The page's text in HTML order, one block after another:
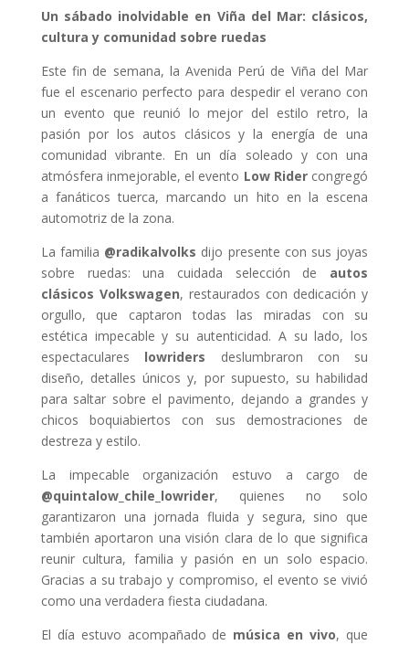
Un sábado inolvidable en Viña del Mar: clásicos,
cultura y comunidad sobre ruedas
Este fin de semana, la Avenida Perú de Viña del Mar
fue el escenario perfecto para despedir el verano con
un evento que reunió lo mejor del estilo retro, la
pasión por los autos clásicos y la energía de una
comunidad vibrante. En un día soleado y con una
atmósfera inmejorable, el evento Low Ridercongregó
a fanáticos tuerca, marcando un hito en la escena
automotriz de la zona.
La familia @radikalvolks dijo presente con sus joyas
sobre ruedas: una cuidada selección de autos
clásicos Volkswagen, restaurados con dedicación y
orgullo, que captaron todas las miradas con su
estética impecable y su autenticidad. A su lado, los
espectaculares lowriders deslumbraron con su
diseño, detalles únicos y, por supuesto, su habilidad
para saltar sobre el pavimento, dejando a grandes y
chicos boquiabiertos con sus demostraciones de
destreza y estilo.
La impecable organización estuvo a cargo de
@quintalow_chile_lowrider, quienes no solo
garantizaron una jornada fluida y segura, sino que
también aportaron una visión clara de lo que significa
reunir cultura, familia y pasión en un solo espacio.
Gracias a su trabajo y compromiso, el evento se vivió
como una verdadera fiesta ciudadana.
El día estuvo acompañado de música en vivo, que